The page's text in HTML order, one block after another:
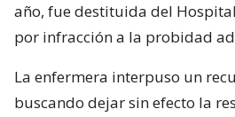
año, fue destituida del
por infracción a la probidad
La enfermera interpuso un
buscando dejar sin efecto la